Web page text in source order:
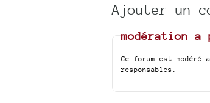
Ajouter un
modération
Ce forum est
responsables.